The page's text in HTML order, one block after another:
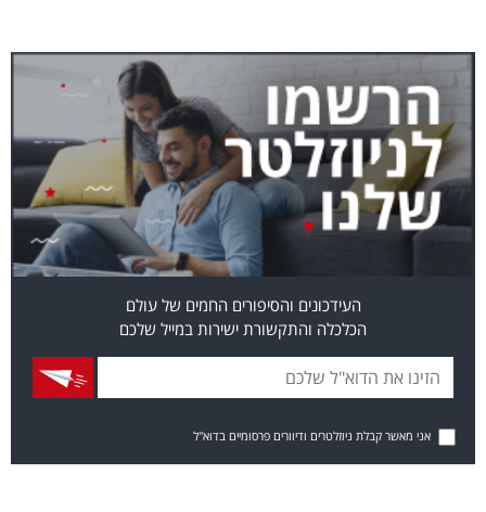
העידכונים והסיפורים החמים של עולם
הכלכלה והתקשורת ישירות במייל שלכם
אני מאשר קבלת ניוזלטרים ודיוורים פרסומיים בדוא"ל